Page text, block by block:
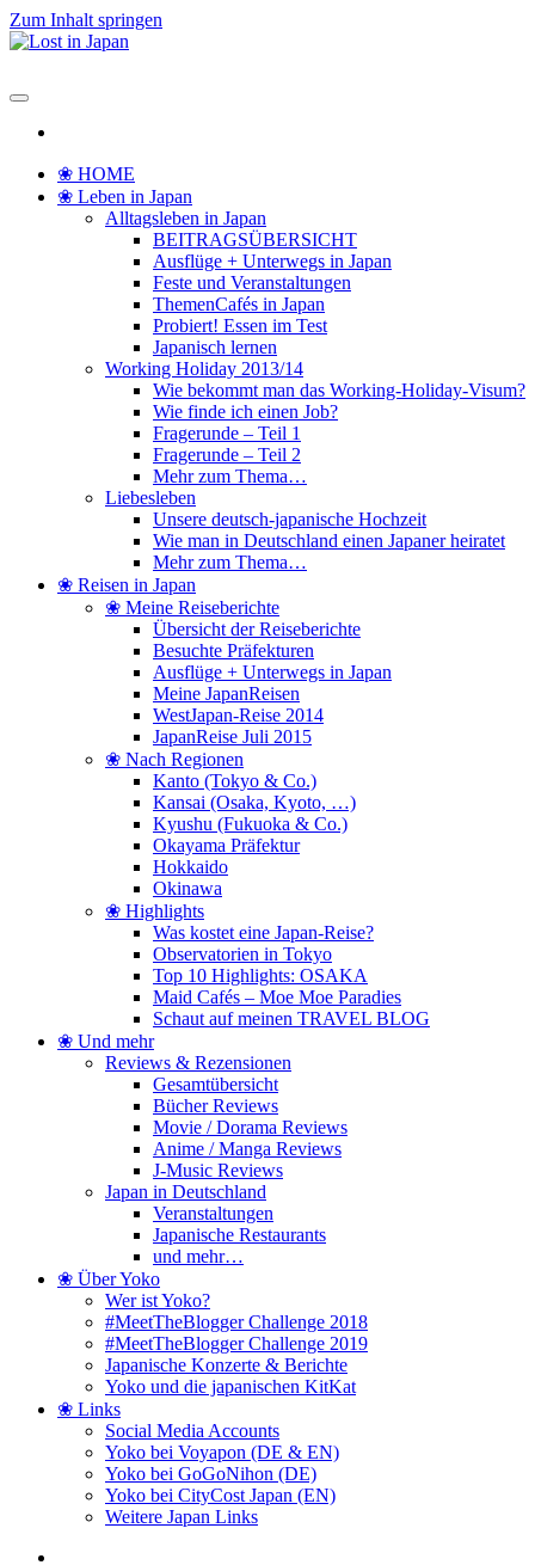
Zum Inhalt springen
❀ HOME
❀ Leben in Japan
Alltagsleben in Japan
BEITRAGSÜBERSICHT
Ausflüge + Unterwegs in Japan
Feste und Veranstaltungen
ThemenCafés in Japan
Probiert! Essen im Test
Japanisch lernen
Working Holiday 2013/14
Wie bekommt man das Working-Holiday-Visum?
Wie finde ich einen Job?
Fragerunde – Teil 1
Fragerunde – Teil 2
Mehr zum Thema…
Liebesleben
Unsere deutsch-japanische Hochzeit
Wie man in Deutschland einen Japaner heiratet
Mehr zum Thema…
❀ Reisen in Japan
❀ Meine Reiseberichte
Übersicht der Reiseberichte
Besuchte Präfekturen
Ausflüge + Unterwegs in Japan
Meine JapanReisen
WestJapan-Reise 2014
JapanReise Juli 2015
❀ Nach Regionen
Kanto (Tokyo & Co.)
Kansai (Osaka, Kyoto, …)
Kyushu (Fukuoka & Co.)
Okayama Präfektur
Hokkaido
Okinawa
❀ Highlights
Was kostet eine Japan-Reise?
Observatorien in Tokyo
Top 10 Highlights: OSAKA
Maid Cafés – Moe Moe Paradies
Schaut auf meinen TRAVEL BLOG
❀ Und mehr
Reviews & Rezensionen
Gesamtübersicht
Bücher Reviews
Movie / Dorama Reviews
Anime / Manga Reviews
J-Music Reviews
Japan in Deutschland
Veranstaltungen
Japanische Restaurants
und mehr…
❀ Über Yoko
Wer ist Yoko?
#MeetTheBlogger Challenge 2018
#MeetTheBlogger Challenge 2019
Japanische Konzerte & Berichte
Yoko und die japanischen KitKat
❀ Links
Social Media Accounts
Yoko bei Voyapon (DE & EN)
Yoko bei GoGoNihon (DE)
Yoko bei CityCost Japan (EN)
Weitere Japan Links